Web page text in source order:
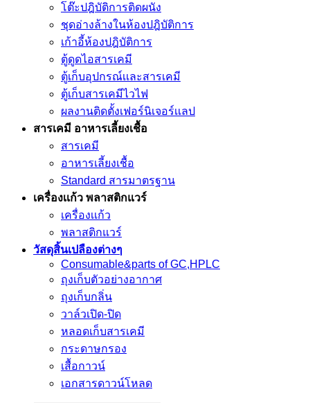
โต๊ะปฎิบัติการติดผนัง
ชุดอ่างล้างในห้องปฎิบัติการ
เก้าอี้ห้องปฎิบัติการ
ตู้ดูดไอสารเคมี
ตู้เก็บอุปกรณ์เเละสารเคมี
ตู้เก็บสารเคมีไวไฟ
ผลงานติดตั้งเฟอร์นิเจอร์เเลป
สารเคมี อาหารเลี้ยงเชื้อ
สารเคมี
อาหารเลี้ยงเชื้อ
Standard สารมาตรฐาน
เครื่องเเก้ว พลาสติกแวร์
เครื่องเเก้ว
พลาสติกแวร์
วัสดุสิ้นเปลืองต่างๆ
Consumable&parts of GC,HPLC
ถุงเก็บตัวอย่างอากาศ
ถุงเก็บกลิ่น
วาล์วเปิด-ปิด
หลอดเก็บสารเคมี
กระดาษกรอง
เสื้อกาวน์
เอกสารดาวน์โหลด